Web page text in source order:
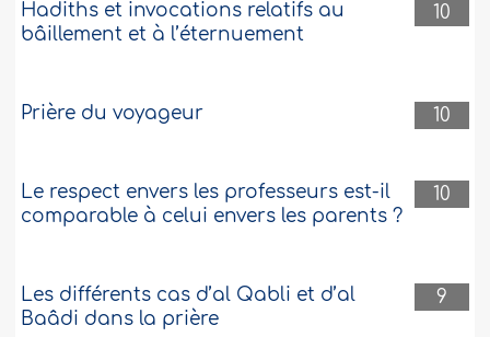
10
Hadiths et invocations relatifs au
bâillement et à l’éternuement
10
Prière du voyageur
10
Le respect envers les professeurs est-il
comparable à celui envers les parents ?
9
Les différents cas d’al Qabli et d’al
Baâdi dans la prière